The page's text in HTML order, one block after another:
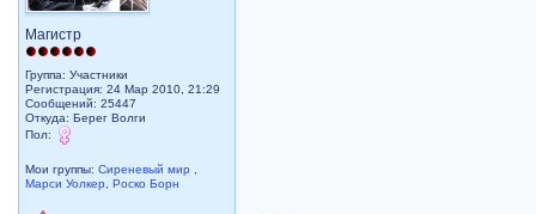
Магистр
Группа: Участники
Регистрация: 24 Мар 2010, 21:29
Сообщений: 25447
Откуда: Берег Волги
Пол:
Мои группы:Сиреневый мир
Марси Уолкер
,Роско Борн